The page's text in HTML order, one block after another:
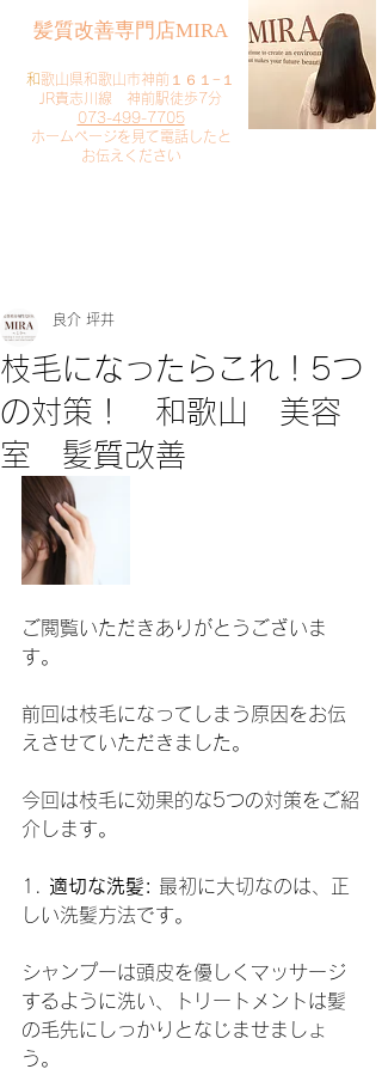
​髪質改善専門店MIRA
​和歌山県和歌山市神前１６１−１
JR貴志川線 神前駅徒歩7分
073-499-7705
​ホームページを見て電話したと
お伝えください
枝毛になったらこれ！5つ
の対策！ 和歌山 美容
室 髪質改善
良介 坪井
ご閲覧いただきありがとうございま
す。
前回は枝毛になってしまう原因をお伝
えさせていただきました。
今回は枝毛に効果的な5つの対策をご紹
介します。
1. 適切な洗髪: 最初に大切なのは、正
しい洗髪方法です。
シャンプーは頭皮を優しくマッサージ
するように洗い、トリートメントは髪
の毛先にしっかりとなじませましょ
う。